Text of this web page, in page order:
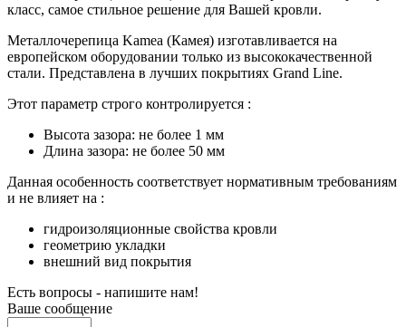
класс, самое стильное решение для Вашей кровли.
Металлочерепица Kamea (Камея) изготавливается на
европейском оборудовании только из высококачественной
стали. Представлена в лучших покрытиях Grand Line.
Этот параметр строго контролируется :
Высота зазора: не более 1 мм
Длина зазора: не более 50 мм
Данная особенность соответствует нормативным требованиям
и не влияет на :
гидроизоляционные свойства кровли
геометрию укладки
внешний вид покрытия
Есть вопросы - напишите нам!
Ваше сообщение